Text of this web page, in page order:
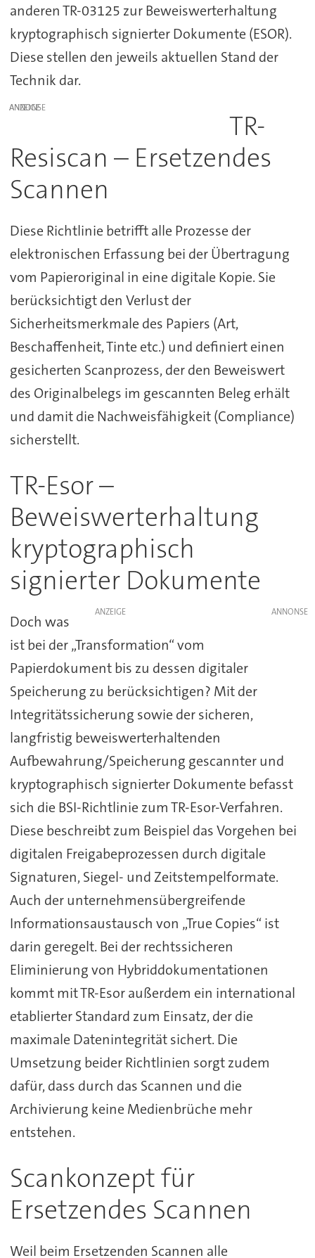
anderen TR-03125 zur Beweiswerterhaltung
kryptographisch signierter Dokumente (ESOR).
Diese stellen den jeweils aktuellen Stand der
Technik dar.
ANZEIGE
TR-
Resiscan – Ersetzendes
Scannen
Diese Richtlinie betrifft alle Prozesse der
elektronischen Erfassung bei der Übertragung
vom Papieroriginal in eine digitale Kopie. Sie
berücksichtigt den Verlust der
Sicherheitsmerkmale des Papiers (Art,
Beschaffenheit, Tinte etc.) und definiert einen
gesicherten Scanprozess, der den Beweiswert
des Originalbelegs im gescannten Beleg erhält
und damit die Nachweisfähigkeit (Compliance)
sicherstellt.
TR-Esor –
Beweiswerterhaltung
kryptographisch
signierter Dokumente
ANZEIGE
Doch was
ist bei der „Transformation“ vom
Papierdokument bis zu dessen digitaler
Speicherung zu berücksichtigen? Mit der
Integritätssicherung sowie der sicheren,
langfristig beweiswerterhaltenden
Aufbewahrung/Speicherung gescannter und
kryptographisch signierter Dokumente befasst
sich die BSI-Richtlinie zum TR-Esor-Verfahren.
Diese beschreibt zum Beispiel das Vorgehen bei
digitalen Freigabeprozessen durch digitale
Signaturen, Siegel- und Zeitstempelformate.
Auch der unternehmensübergreifende
Informationsaustausch von „True Copies“ ist
darin geregelt. Bei der rechtssicheren
Eliminierung von Hybriddokumentationen
kommt mit TR-Esor außerdem ein international
etablierter Standard zum Einsatz, der die
maximale Datenintegrität sichert. Die
Umsetzung beider Richtlinien sorgt zudem
dafür, dass durch das Scannen und die
Archivierung keine Medienbrüche mehr
entstehen.
Scankonzept für
Ersetzendes Scannen
Weil beim Ersetzenden Scannen alle